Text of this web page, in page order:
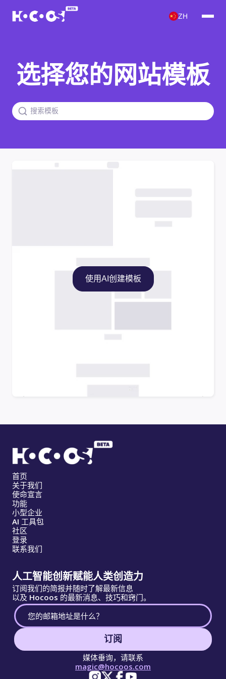
ZH
选择您的网站模板
使用AI创建模板
首页
关于我们
使命宣言
功能
小型企业
AI 工具包
社区
登录
联系我们
人工智能创新赋能人类创造力
订阅我们的简报并随时了解最新信息
以及 Hocoos 的最新消息、技巧和窍门。
订阅
媒体垂询，请联系
magic@hocoos.com